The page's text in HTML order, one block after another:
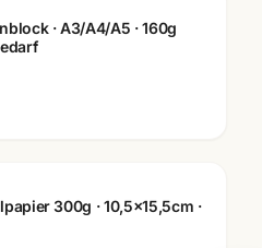
· A3/A4/A5 · 160g
300g · 10,5x15,5cm ·